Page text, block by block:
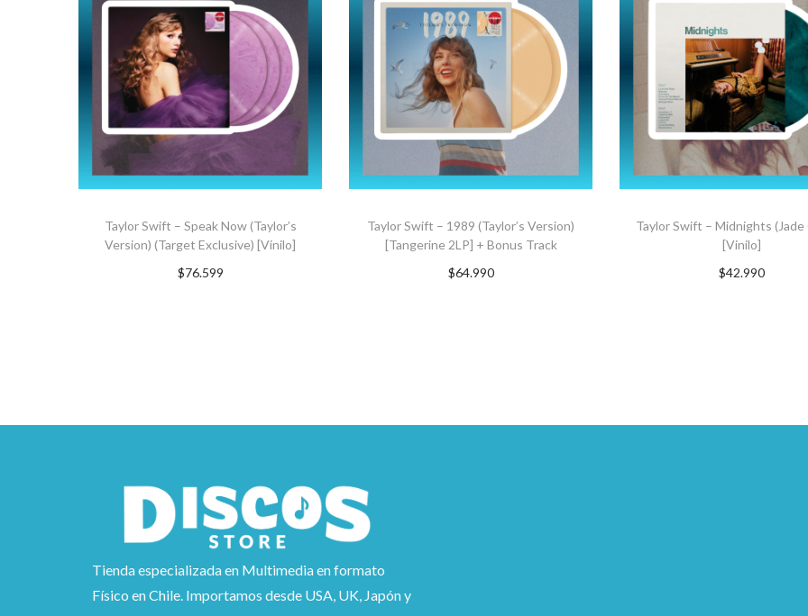
Taylor Swift – Speak Now (Taylor’s
Version) (Target Exclusive) [Vinilo]
$76.599
Taylor Swift – 1989 (Taylor’s Version)
[Tangerine 2LP] + Bonus Track
$64.990
Taylor Swift – Midnights (Jade
[Vinilo]
$42.990
Tienda especializada en Multimedia en formato
Físico en Chile. Importamos desde USA, UK, Japón y